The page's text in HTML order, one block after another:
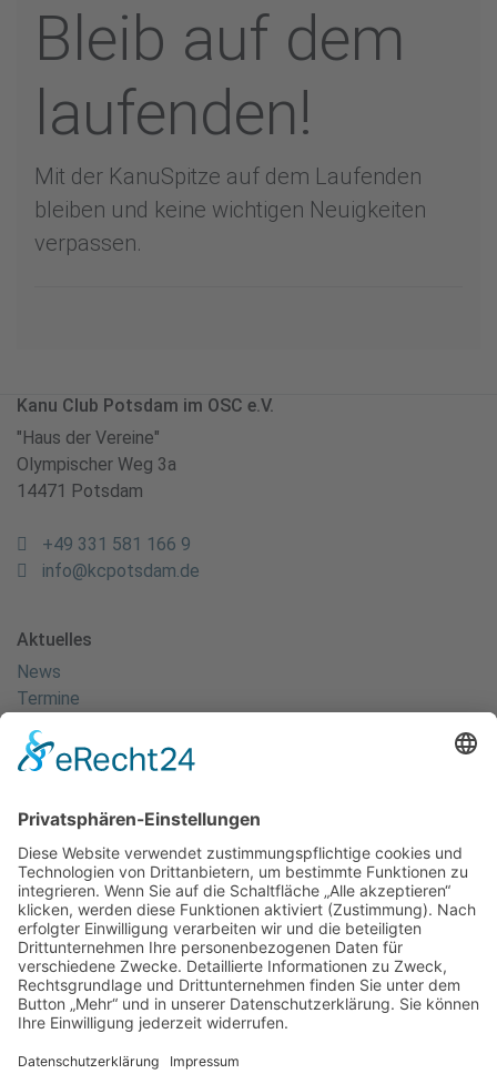
Bleib auf dem
laufenden!
Mit der KanuSpitze auf dem Laufenden
bleiben und keine wichtigen Neuigkeiten
verpassen.
Kanu Club Potsdam im OSC e.V.
"Haus der Vereine"
Olympischer Weg 3a
14471 Potsdam
+49 331 581 166 9
info@kcpotsdam.de
Aktuelles
News
Termine
Kanuscheune
Sportler
Herzlich Willkommen - Startseite
Kanusprint
Energie- & Wasserspiele
Kanu Club
Erfolge
Ansprechpartner